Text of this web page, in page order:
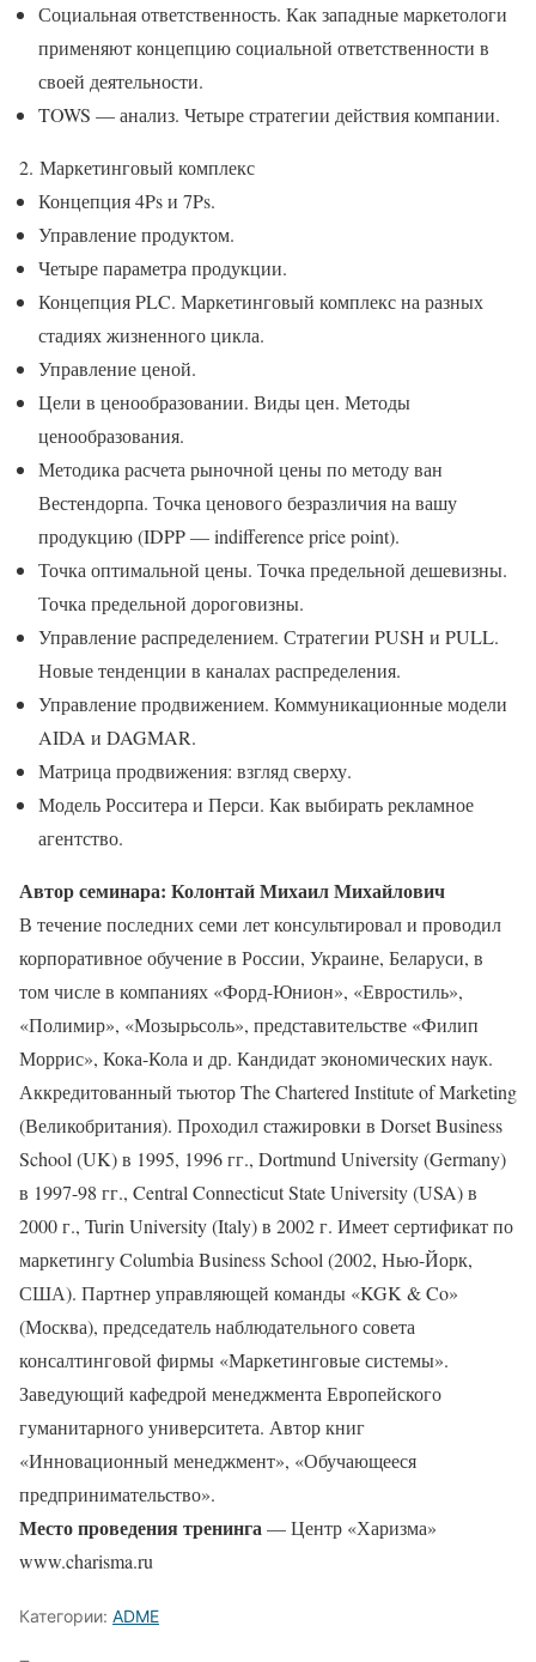
Социальная ответственность. Как западные маркетологи
применяют концепцию социальной ответственности в
своей деятельности.
TOWS — анализ. Четыре стратегии действия компании.
2. Маркетинговый комплекс
Концепция 4Ps и 7Ps.
Управление продуктом.
Четыре параметра продукции.
Концепция PLC. Маркетинговый комплекс на разных
стадиях жизненного цикла.
Управление ценой.
Цели в ценообразовании. Виды цен. Методы
ценообразования.
Методика расчета рыночной цены по методу ван
Вестендорпа. Точка ценового безразличия на вашу
продукцию (IDPP — indifference price point).
Точка оптимальной цены. Точка предельной дешевизны.
Точка предельной дороговизны.
Управление распределением. Стратегии PUSH и PULL.
Новые тенденции в каналах распределения.
Управление продвижением. Коммуникационные модели
AIDA и DAGMAR.
Матрица продвижения: взгляд сверху.
Модель Росситера и Перси. Как выбирать рекламное
агентство.
Автор семинара: Колонтай Михаил Михайлович
В течение последних семи лет консультировал и проводил
корпоративное обучение в России, Украине, Беларуси, в
том числе в компаниях «Форд-Юнион», «Евростиль»,
«Полимир», «Мозырьсоль», представительстве «Филип
Моррис», Кока-Кола и др. Кандидат экономических наук.
Аккредитованный тьютор The Chartered Institute of Marketing
(Великобритания). Проходил стажировки в Dorset Business
School (UK) в 1995, 1996 гг., Dortmund University (Germany)
в 1997-98 гг., Central Connecticut State University (USA) в
2000 г., Turin University (Italy) в 2002 г. Имеет сертификат по
маркетингу Columbia Business School (2002, Нью-Йорк,
США). Партнер управляющей команды «KGK & Co»
(Москва), председатель наблюдательного совета
консалтинговой фирмы «Маркетинговые системы».
Заведующий кафедрой менеджмента Европейского
гуманитарного университета. Автор книг
«Инновационный менеджмент», «Обучающееся
предпринимательство».
Место проведения тренинга— Центр «Харизма»
www.charisma.ru
Категории: ADME